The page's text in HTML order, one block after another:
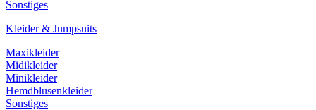
Sonstiges
Kleider & Jumpsuits
Maxikleider
Midikleider
Minikleider
Hemdblusenkleider
Sonstiges